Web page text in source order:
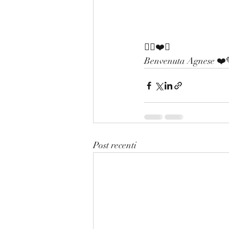
✍🏻❤️💚
Benvenuta Agnese
Post recenti